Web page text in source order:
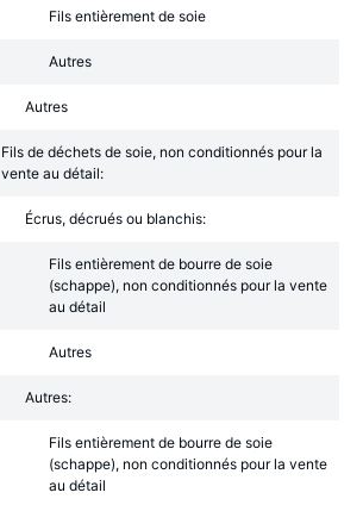
Fils entièrement de soie
Autres
Autres
Fils de déchets de soie, non conditionnés pour la
vente au détail:
Écrus, décrués ou blanchis:
Fils entièrement de bourre de soie
(schappe), non conditionnés pour la vente
au détail
Autres
Autres:
Fils entièrement de bourre de soie
(schappe), non conditionnés pour la vente
au détail